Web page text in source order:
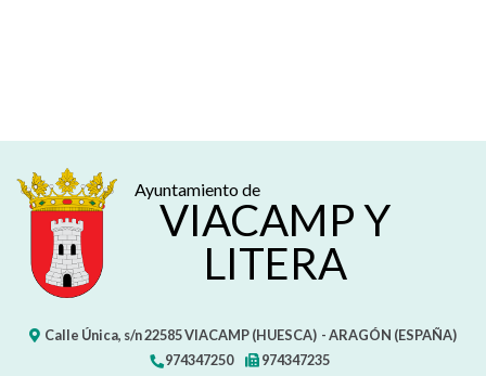
Ayuntamiento de
VIACAMP Y
LITERA
Calle Única, s/n22585VIACAMP (HUESCA) - ARAGÓN (ESPAÑA)
974347250
974347235